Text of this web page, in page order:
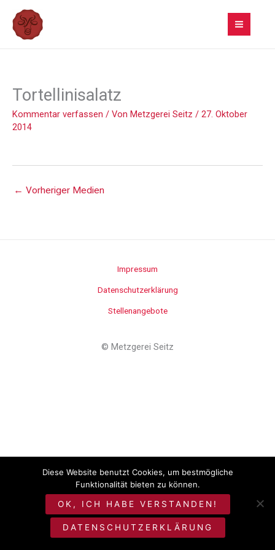
Inhalt
springen
Tortellinisalatz
Kommentar verfassen / Von Metzgerei Seitz / 27. Oktober
2014
← Vorheriger Medien
Impressum
Datenschutzerklärung
Stellenangebote
© Metzgerei Seitz
Diese Website benutzt Cookies, um bestmögliche
Funktionalität bieten zu können.
OK, ICH HABE VERSTANDEN!
DATENSCHUTZERKLÄRUNG